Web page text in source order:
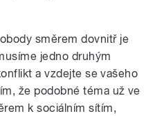
směrem dovnitř je
jedno druhým
a vzdejte se vašeho
že podobné téma už ve
k sociálním sítím,